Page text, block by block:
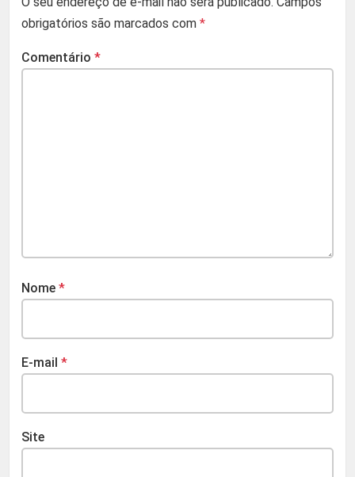
obrigatórios são marcados com *
Comentário *
Nome *
E-mail *
Site